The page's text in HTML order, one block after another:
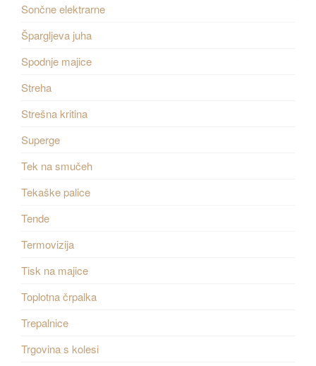
Sončne elektrarne
Špargljeva juha
Spodnje majice
Streha
Strešna kritina
Superge
Tek na smučeh
Tekaške palice
Tende
Termovizija
Tisk na majice
Toplotna črpalka
Trepalnice
Trgovina s kolesi